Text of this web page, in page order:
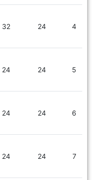
4
24
32
5
24
24
6
24
24
7
24
24